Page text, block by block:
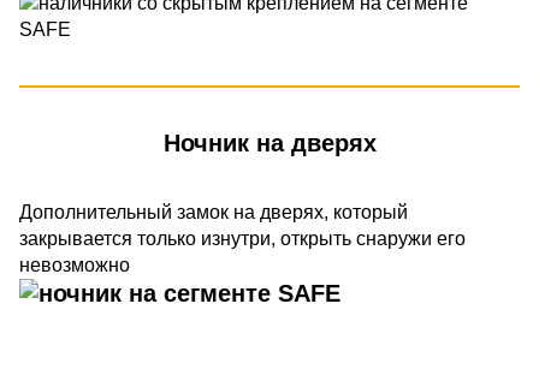
Ночник на дверях
Дополнительный замок на дверях, который
закрывается только изнутри, открыть снаружи его
невозможно